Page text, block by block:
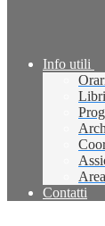
Info utili
Contatti